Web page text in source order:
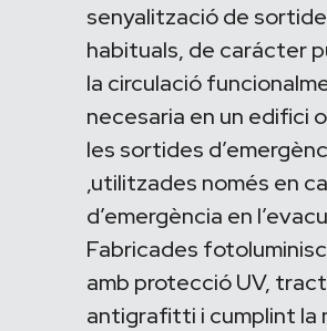
senyalització de
habituals, de carácter
la circulació
necesaria en un edifici
les sortides
,utilitzades només en
d’emergència en
Fabricades
amb protecció UV,
antigrafitti i cumplint la